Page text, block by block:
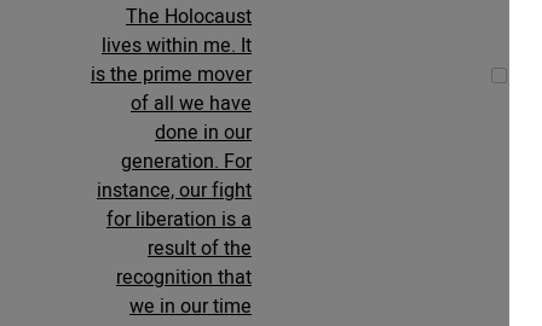
The Holocaust
lives within me. It
is the prime mover
of all we have
done in our
generation. For
instance, our fight
for liberation is a
result of the
recognition that
we in our time